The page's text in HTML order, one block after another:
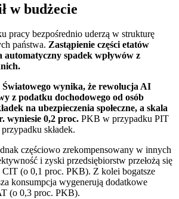
w budżecie
pracy bezpośrednio uderzą w strukturę
państwa. Zastąpienie części etatów
automatyczny spadek wpływów z
wynika, że rewolucja AI
z podatku dochodowego od osób
na ubezpieczenia społeczne, a skala
wyniesie 0,2 proc. PKB w przypadku PIT
składek.
częściowo zrekompensowany w innych
i zyski przedsiębiorstw przełożą się
(o 0,1 proc. PKB). Z kolei bogatsze
konsumpcja wygenerują dodatkowe
(o 0,3 proc. PKB).